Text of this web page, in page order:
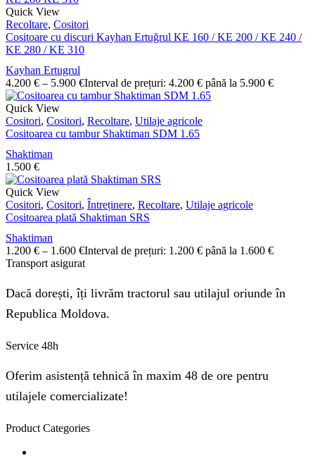
Quick View
Recoltare, Cositori
Cositoare cu discuri Kayhan Ertuğrul KE 160 / KE 200 / KE 240 /
KE 280 / KE 310
Kayhan Ertugrul
4.200 € – 5.900 €Interval de prețuri: 4.200 € până la 5.900 €
Quick View
Cositori, Cositori, Recoltare, Utilaje agricole
Cositoarea cu tambur Shaktiman SDM 1.65
Shaktiman
1.500 €
Quick View
Cositori, Cositori, Întreținere, Recoltare, Utilaje agricole
Cositoarea plată Shaktiman SRS
Shaktiman
1.200 € – 1.600 €Interval de prețuri: 1.200 € până la 1.600 €
Transport asigurat
Dacă dorești, îți livrăm tractorul sau utilajul oriunde în
Republica Moldova.
Service 48h
Oferim asistență tehnică în maxim 48 de ore pentru
utilajele comercializate!
Product Categories